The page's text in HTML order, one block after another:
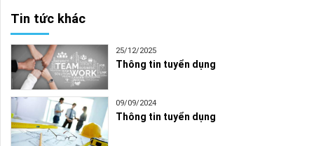
Tin tức khác
25/12/2025
Thông tin tuyển dụng
09/09/2024
Thông tin tuyển dụng